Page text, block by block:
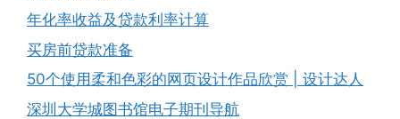
年化率收益及贷款利率计算
买房前贷款准备
50个使用柔和色彩的网页设计作品欣赏 | 设计达人
深圳大学城图书馆电子期刊导航